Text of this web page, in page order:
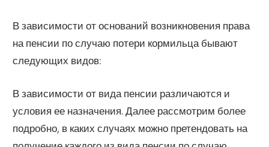
В зависимости от оснований возникновения права
на пенсии по случаю потери кормильца бывают
следующих видов:
В зависимости от вида пенсии различаются и
условия ее назначения. Далее рассмотрим более
подробно, в каких случаях можно претендовать на